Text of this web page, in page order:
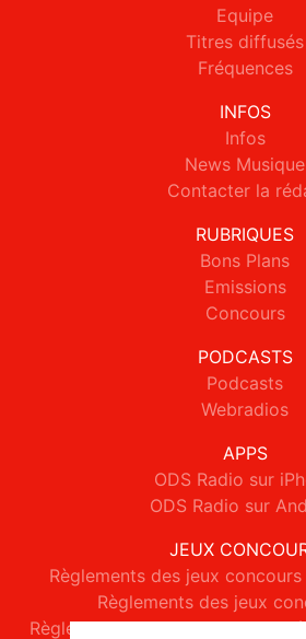
Equipe
Titres diffusés
Fréquences
INFOS
Infos
News Musique
Contacter la
RUBRIQUES
Bons Plans
Emissions
Concours
PODCASTS
Podcasts
Webradios
APPS
ODS Radio sur
ODS Radio sur
JEUX
Règlements des jeux
Règlements des jeux
Règlements des jeux concours